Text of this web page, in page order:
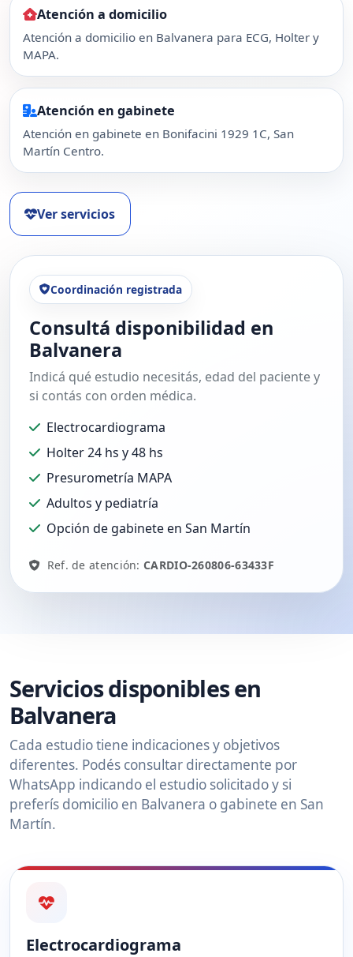
Atención a domicilio
Atención a domicilio en Balvanera para ECG, Holter y
MAPA.
Atención en gabinete
Atención en gabinete en Bonifacini 1929 1C, San
Martín Centro.
Ver servicios
Coordinación registrada
Consultá disponibilidad en
Balvanera
Indicá qué estudio necesitás, edad del paciente y
si contás con orden médica.
Electrocardiograma
Holter 24 hs y 48 hs
Presurometría MAPA
Adultos y pediatría
Opción de gabinete en San Martín
Ref. de atención:CARDIO-260806-63433F
Servicios disponibles en
Balvanera
Cada estudio tiene indicaciones y objetivos
diferentes. Podés consultar directamente por
WhatsApp indicando el estudio solicitado y si
preferís domicilio en Balvanera o gabinete en San
Martín.
Electrocardiograma